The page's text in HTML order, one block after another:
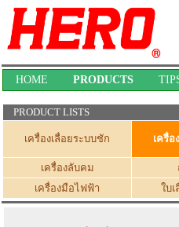
HOME PRODUCTS
PRODUCT LISTS
เครื่องเลื่อยระบบชัก เครื่อ
เครื่องลับคม
เครื่องมือไฟฟ้า
ใบ